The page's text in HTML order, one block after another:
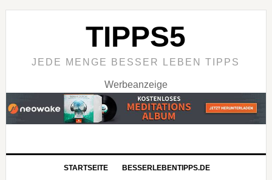
TIPPS5
JEDE MENGE BESSER LEBEN TIPPS
Werbeanzeige
STARTSEITE BESSERLEBENTIPPS.DE